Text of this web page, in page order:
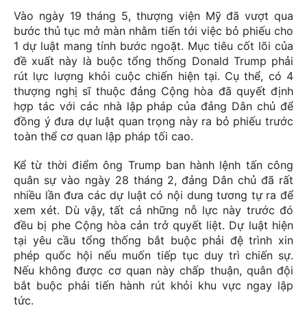
Vào ngày 19 tháng 5, thượng viện Mỹ đã vượt qua
bước thủ tục mở màn nhằm tiến tới việc bỏ phiếu cho
1 dự luật mang tính bước ngoặt. Mục tiêu cốt lõi của
đề xuất này là buộc tổng thống Donald Trump phải
rút lực lượng khỏi cuộc chiến hiện tại. Cụ thể, có 4
thượng nghị sĩ thuộc đảng Cộng hòa đã quyết định
hợp tác với các nhà lập pháp của đảng Dân chủ để
đồng ý đưa dự luật quan trọng này ra bỏ phiếu trước
toàn thể cơ quan lập pháp tối cao.
Kể từ thời điểm ông Trump ban hành lệnh tấn công
quân sự vào ngày 28 tháng 2, đảng Dân chủ đã rất
nhiều lần đưa các dự luật có nội dung tương tự ra để
xem xét. Dù vậy, tất cả những nỗ lực này trước đó
đều bị phe Cộng hòa cản trở quyết liệt. Dự luật hiện
tại yêu cầu tổng thống bắt buộc phải đệ trình xin
phép quốc hội nếu muốn tiếp tục duy trì chiến sự.
Nếu không được cơ quan này chấp thuận, quân đội
bắt buộc phải tiến hành rút khỏi khu vực ngay lập
tức.